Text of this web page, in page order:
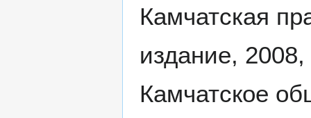
Камчатская
издание,
Камчатское